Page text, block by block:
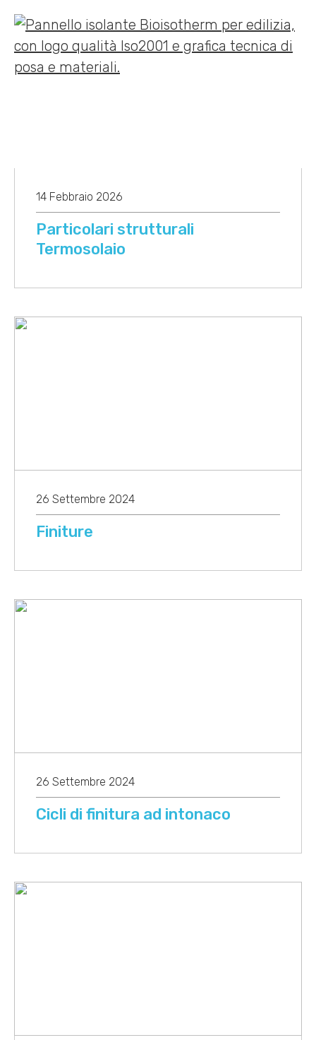
14 Febbraio 2026
Particolari strutturali
Termosolaio
26 Settembre 2024
Finiture
26 Settembre 2024
Cicli di finitura ad intonaco